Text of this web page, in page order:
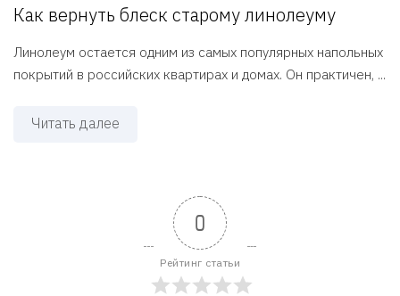
Как вернуть блеск старому линолеуму
Линолеум остается одним из самых популярных напольных
покрытий в российских квартирах и домах. Он практичен, ...
Читать далее
0
Рейтинг статьи